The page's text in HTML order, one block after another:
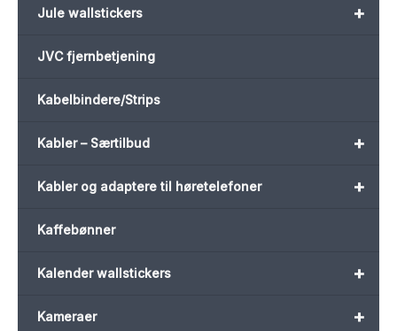
+
Jule wallstickers
JVC fjernbetjening
Kabelbindere/Strips
+
Kabler – Særtilbud
+
Kabler og adaptere til høretelefoner
Kaffebønner
+
Kalender wallstickers
+
Kameraer